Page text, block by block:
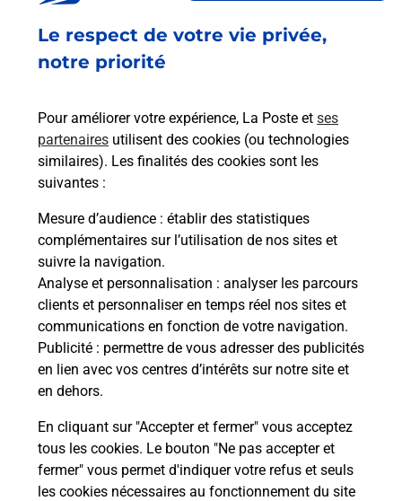
Le respect de votre vie privée,
notre priorité
Pour améliorer votre expérience, La Poste et ses
partenaires utilisent des cookies (ou technologies
similaires). Les finalités des cookies sont les
suivantes :
Mesure d’audience : établir des statistiques
complémentaires sur l’utilisation de nos sites et
suivre la navigation.
Analyse et personnalisation : analyser les parcours
clients et personnaliser en temps réel nos sites et
communications en fonction de votre navigation.
Publicité : permettre de vous adresser des publicités
en lien avec vos centres d’intérêts sur notre site et
en dehors.
En cliquant sur "Accepter et fermer" vous acceptez
tous les cookies. Le bouton "Ne pas accepter et
fermer" vous permet d'indiquer votre refus et seuls
les cookies nécessaires au fonctionnement du site
Acheter un iPhone neuf ou reconditionné
Vous recherchez un smartphone pas cher proche
téléphones iPhone Apple dans vos bureaux de
Poste à LURE (70200) !
En savoir plus
Foire aux questions
Quel âge minimum faut-il pour
passer le permis bateau ?
Combien de temps est valable le
code bateau ?